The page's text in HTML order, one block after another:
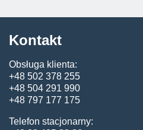
Kontakt
Obsługa klienta:
+48 502 378 255
+48 504 291 990
+48 797 177 175
Telefon stacjonarny: